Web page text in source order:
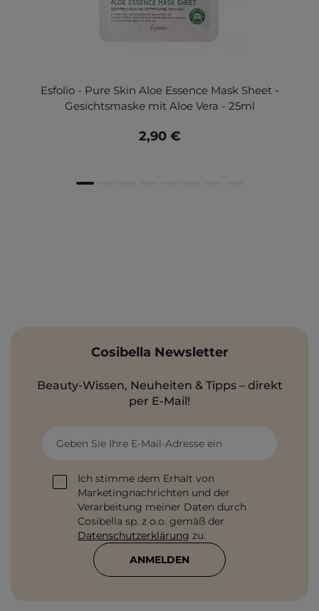
Esfolio - Pure Skin Aloe Essence Mask Sheet -
Gesichtsmaske mit Aloe Vera - 25ml
2,90 €
Cosibella Newsletter
Beauty-Wissen, Neuheiten & Tipps – direkt
per E-Mail!
Geben Sie Ihre E-Mail-Adresse ein
Ich stimme dem Erhalt von
Marketingnachrichten und der
Verarbeitung meiner Daten durch
Cosibella sp. z o.o. gemäß der
Datenschutzerklärung zu.
ANMELDEN